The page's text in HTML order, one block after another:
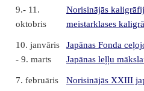
9.- 11.
oktobris
Norisinājās
meistarklases
10. janvāris
- 9. marts
Japānas Fonda
Japānas leļļu
7. februāris Norisinājās XXIII